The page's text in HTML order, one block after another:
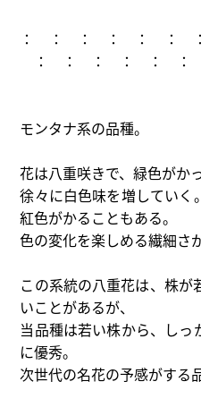
： ： ： ： ： ：
： ： ： ： ： ：
モンタナ系の品種。
花は八重咲きで、緑色がか
徐々に白色味を増していく
紅色がかることもある。
色の変化を楽しめる繊細さ
この系統の八重花は、株が
いことがあるが、
当品種は若い株から、し
に優秀。
次世代の名花の予感がする